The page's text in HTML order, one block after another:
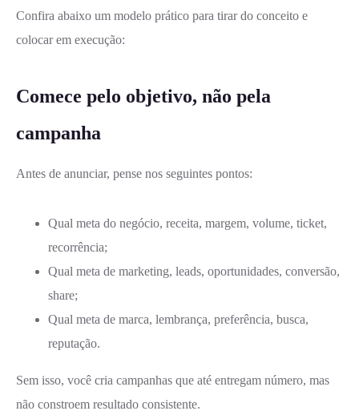
Confira abaixo um modelo prático para tirar do conceito e
colocar em execução:
Comece pelo objetivo, não pela
campanha
Antes de anunciar, pense nos seguintes pontos:
Qual meta do negócio, receita, margem, volume, ticket,
recorrência;
Qual meta de marketing, leads, oportunidades, conversão,
share;
Qual meta de marca, lembrança, preferência, busca,
reputação.
Sem isso, você cria campanhas que até entregam número, mas
não constroem resultado consistente.